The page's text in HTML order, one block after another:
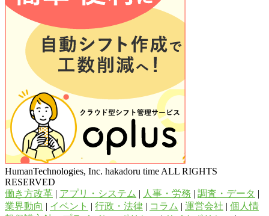
HumanTechnologies, Inc. hakadoru time ALL RIGHTS
RESERVED
働き方改革 | アプリ・システム | 人事・労務 | 調査・データ |
業界動向 | イベント | 行政・法律 | コラム | 運営会社 | 個人情